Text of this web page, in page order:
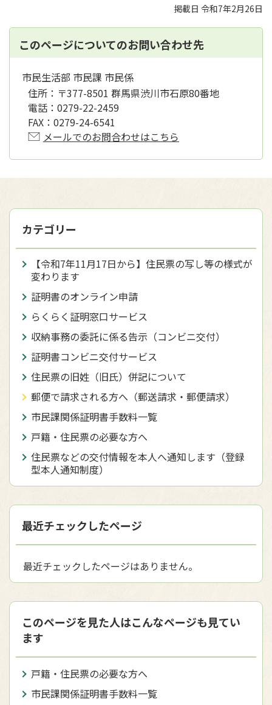
掲載日 令和7年2月26日
このページについてのお問い合わせ先
市民生活部 市民課 市民係
住所： 〒377-8501 群馬県渋川市石原80番地
電話： 0279-22-2459
FAX： 0279-24-6541
メールでのお問合わせはこちら
カテゴリー
【令和7年11月17日から】住民票の写し等の様式が
変わります
証明書のオンライン申請
らくらく証明窓口サービス
収納事務の委託に係る告示（コンビニ交付）
証明書コンビニ交付サービス
住民票の旧姓（旧氏）併記について
郵便で請求される方へ（郵送請求・郵便請求）
市民課関係証明書手数料一覧
戸籍・住民票の必要な方へ
住民票などの交付情報を本人へ通知します（登録
型本人通知制度）
最近チェックしたページ
最近チェックしたページはありません。
このページを見た人はこんなページも見てい
ます
戸籍・住民票の必要な方へ
市民課関係証明書手数料一覧